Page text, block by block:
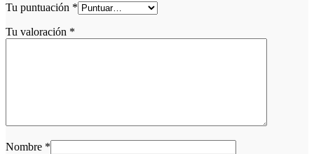
Tu puntuación *
Tu valoración *
Nombre *